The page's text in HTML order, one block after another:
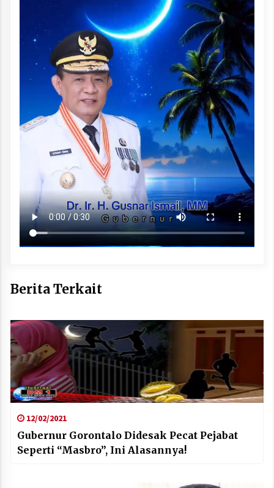
Berita Terkait
12/02/2021
Gubernur Gorontalo Didesak Pecat Pejabat
Seperti “Masbro”, Ini Alasannya!